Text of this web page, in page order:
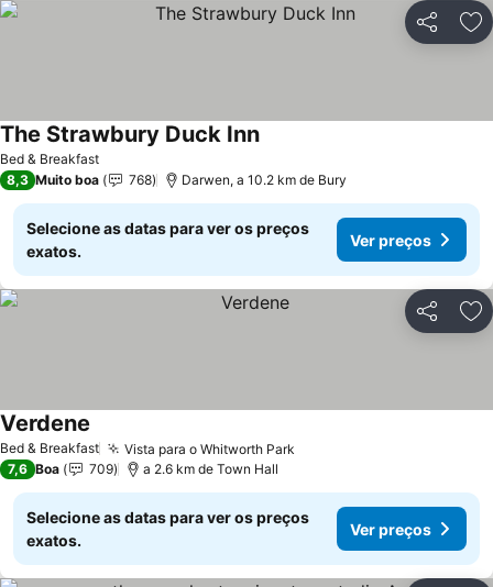
Partilhar
Bed & Breakfast
The Strawbury Duck Inn
8,3 Muito boa 768 Darwen, a 10.2 km de Bury
Selecione as datas para ver os preços
exatos.
Ver preços
Partilhar
Bed & Breakfast Vista para o Whitworth Park
Verdene
7,6 Boa 709 a 2.6 km de Town Hall
Selecione as datas para ver os preços
exatos.
Ver preços